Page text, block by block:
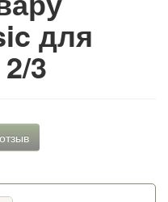
для
3